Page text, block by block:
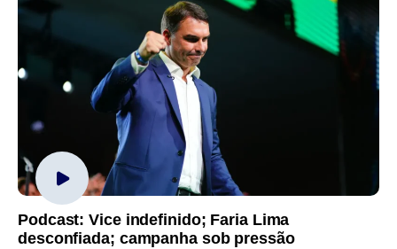
Podcast: Vice indefinido; Faria Lima
desconfiada; campanha sob pressão